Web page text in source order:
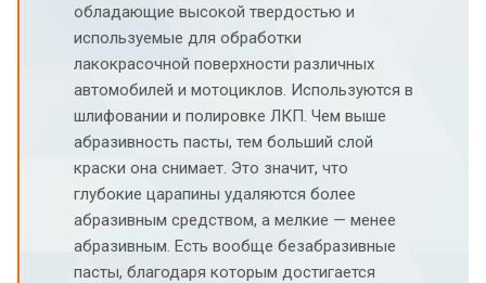
обладающие высокой твердостью и
используемые для обработки
лакокрасочной поверхности различных
автомобилей и мотоциклов. Используются в
шлифовании и полировке ЛКП. Чем выше
абразивность пасты, тем больший слой
краски она снимает. Это значит, что
глубокие царапины удаляются более
абразивным средством, а мелкие — менее
абразивным. Есть вообще безабразивные
пасты, благодаря которым достигается